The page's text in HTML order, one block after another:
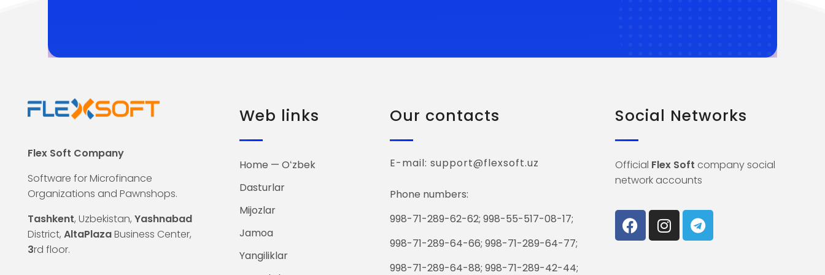
Flex Soft Company
Software for Microfinance
Organizations and Pawnshops.
Tashkent, Uzbekistan, Yashnabad
District, AltaPlazaBusiness Center,
3rd floor.
Web links
Home — Oʻzbek
Dasturlar
Mijozlar
Jamoa
Yangiliklar
Our contacts
E-mail: support@flexsoft.uz
Phone numbers:
998-71-289-62-62; 998-55-517-08-17;
998-71-289-64-66; 998-71-289-64-77;
998-71-289-64-88; 998-71-289-42-44;
Social Networks
Official Flex Soft company social
network accounts